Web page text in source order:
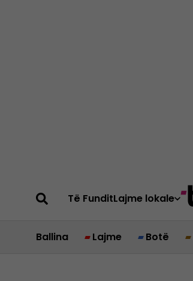
Të FunditLajme lokale
Ballina Lajme Botë